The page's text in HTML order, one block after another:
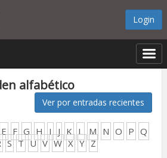
Login
alfabético
Ver por entradas recientes
E F G H I J K L M N O P Q
S T U V W X Y Z